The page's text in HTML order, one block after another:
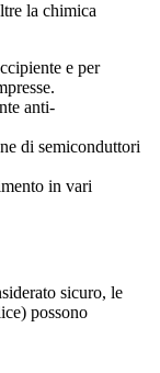
la chimica
e per
anti-
di semiconduttori
in vari
sicuro, le
possono